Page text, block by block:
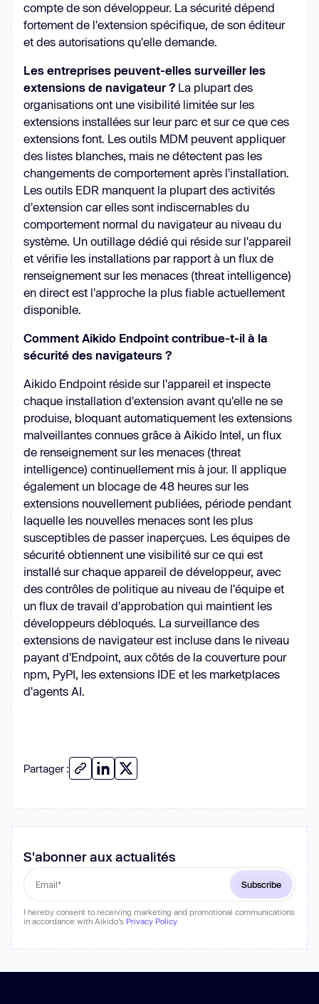
compte de son développeur. La sécurité dépend
fortement de l'extension spécifique, de son éditeur
et des autorisations qu'elle demande.
Les entreprises peuvent-elles surveiller les
extensions de navigateur ? La plupart des
organisations ont une visibilité limitée sur les
extensions installées sur leur parc et sur ce que ces
extensions font. Les outils MDM peuvent appliquer
des listes blanches, mais ne détectent pas les
changements de comportement après l'installation.
Les outils EDR manquent la plupart des activités
d'extension car elles sont indiscernables du
comportement normal du navigateur au niveau du
système. Un outillage dédié qui réside sur l'appareil
et vérifie les installations par rapport à un flux de
renseignement sur les menaces (threat intelligence)
en direct est l'approche la plus fiable actuellement
disponible.
Comment Aikido Endpoint contribue-t-il à la
sécurité des navigateurs ?
Aikido Endpoint réside sur l'appareil et inspecte
chaque installation d'extension avant qu'elle ne se
produise, bloquant automatiquement les extensions
malveillantes connues grâce à Aikido Intel, un flux
de renseignement sur les menaces (threat
intelligence) continuellement mis à jour. Il applique
également un blocage de 48 heures sur les
extensions nouvellement publiées, période pendant
laquelle les nouvelles menaces sont les plus
susceptibles de passer inaperçues. Les équipes de
sécurité obtiennent une visibilité sur ce qui est
installé sur chaque appareil de développeur, avec
des contrôles de politique au niveau de l'équipe et
un flux de travail d'approbation qui maintient les
développeurs débloqués. La surveillance des
extensions de navigateur est incluse dans le niveau
payant d'Endpoint, aux côtés de la couverture pour
npm, PyPI, les extensions IDE et les marketplaces
d'agents AI.
Partager :
S'abonner aux actualités
I hereby consent to receiving marketing and promotional communications
in accordance with Aikido's Privacy Policy.